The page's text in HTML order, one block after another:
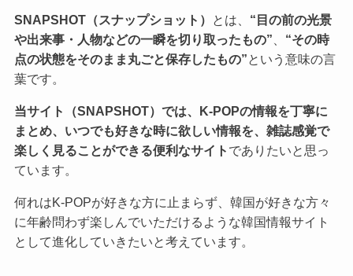
SNAPSHOT（スナップショット） とは、 “目の前の光景
や出来事・人物などの一瞬を切り取ったもの”
“その時
点の状態をそのまま丸ごと保存したもの”という意味の言
葉です。
当サイト（SNAPSHOT）では、K-POPの情報を丁寧に
まとめ、いつでも好きな時に欲しい情報を、雑誌感覚で
楽しく見ることができる便利なサイト でありたいと思っ
ています。
何れはK-POPが好きな方に止まらず、韓国が好きな方々
に年齢問わず楽しんでいただけるような韓国情報サイト
として進化していきたいと考えています。